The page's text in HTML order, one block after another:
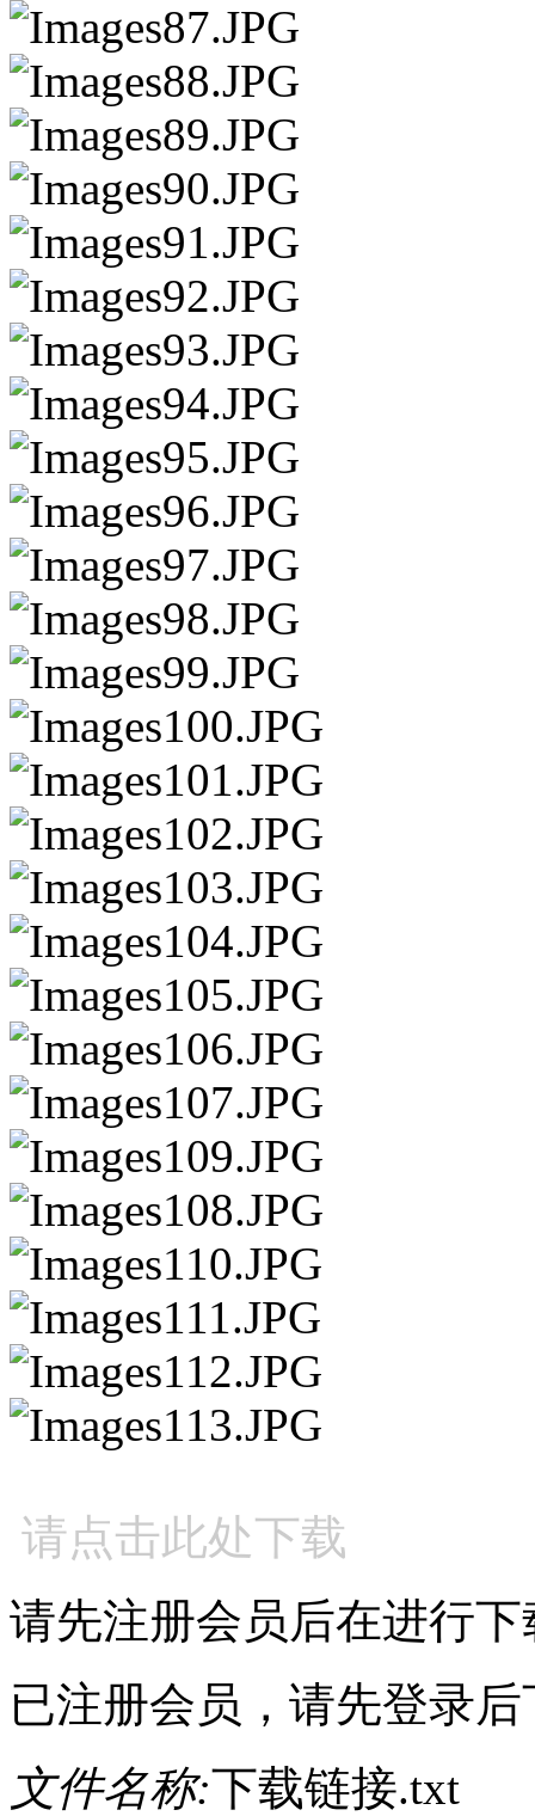
请点击此处下载
请先注册会员后在进行下
已注册会员，请先登录后
文件名称:下载链接.txt